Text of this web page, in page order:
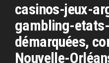
casinos-jeux-
gambling-
démarquées,
Nouvelle-